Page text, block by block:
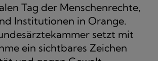
Tag der Menschenrechte,
Institutionen in Orange.
setzt mit
ein sichtbares Zeichen